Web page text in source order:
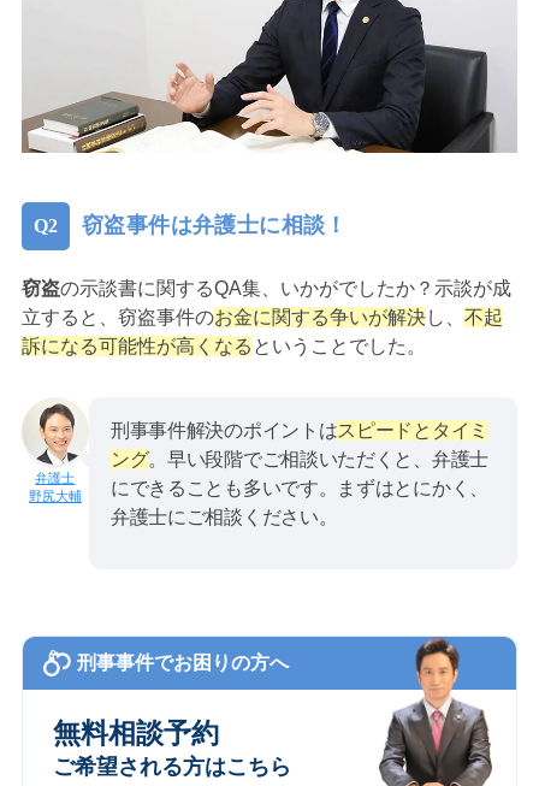
窃盗事件は弁護士に相談！
窃盗の示談書に関するQA集、いかがでしたか？示談が成
立すると、窃盗事件のお金に関する争いが解決し、 不起
訴になる可能性が高くなる ということでした。
野尻大輔
刑事事件解決のポイントはスピードとタイミ
ング。早い段階でご相談いただくと、弁護士
にできることも多いです。まずはとにかく、
弁護士にご相談ください。
刑事事件でお困りの方へ
無料相談予約
ご希望される方はこちら